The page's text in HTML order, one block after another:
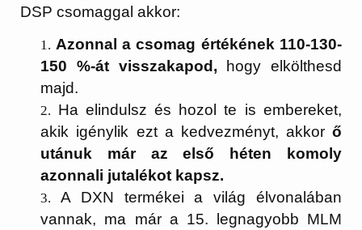
DSP csomaggal akkor:
Azonnal a csomag értékének 110-130-
150 %-át visszakapod, hogy elkölthesd
majd.
Ha elindulsz és hozol te is embereket,
akik igénylik ezt a kedvezményt, akkor ő
utánuk már az első héten komoly
azonnali jutalékot kapsz.
A DXN termékei a világ élvonalában
vannak, ma már a 15. legnagyobb MLM